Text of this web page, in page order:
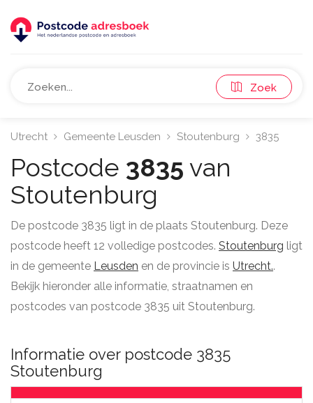
Zoek
Utrecht Gemeente Leusden Stoutenburg 3835
Postcode 3835 van
Stoutenburg
De postcode 3835 ligt in de plaats Stoutenburg. Deze
postcode heeft 12 volledige postcodes. Stoutenburg ligt
in de gemeente Leusden en de provincie is Utrecht..
Bekijk hieronder alle informatie, straatnamen en
postcodes van postcode 3835 uit Stoutenburg.
Informatie over postcode 3835
Stoutenburg